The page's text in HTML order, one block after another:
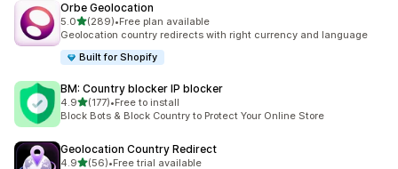
Orbe Geolocation
5.05つ星中
(289)
合計レビュー数：289件
•Free plan available
Geolocation country redirects with right currency and language
Built for Shopify
BM: Country blocker IP blocker
4.95つ星中
(177)
合計レビュー数：177件
•Free to install
Block Bots & Block Country to Protect Your Online Store
Geolocation Country Redirect
4.95つ星中
(56)•Free trial available